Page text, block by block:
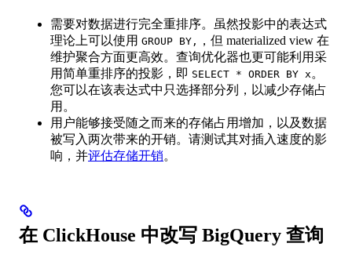
需要对数据进行完全重排序。虽然投影中的表达式
理论上可以使用 GROUP BY,
，但 materialized view 在
维护聚合方面更高效。查询优化器也更可能利用采
用简单重排序的投影，即 SELECT * ORDER BY x 。
您可以在该表达式中只选择部分列，以减少存储占
用。
用户能够接受随之而来的存储占用增加，以及数据
被写入两次带来的开销。请测试其对插入速度的影
响，并评估存储开销。
在 ClickHouse 中改写 BigQuery 查询